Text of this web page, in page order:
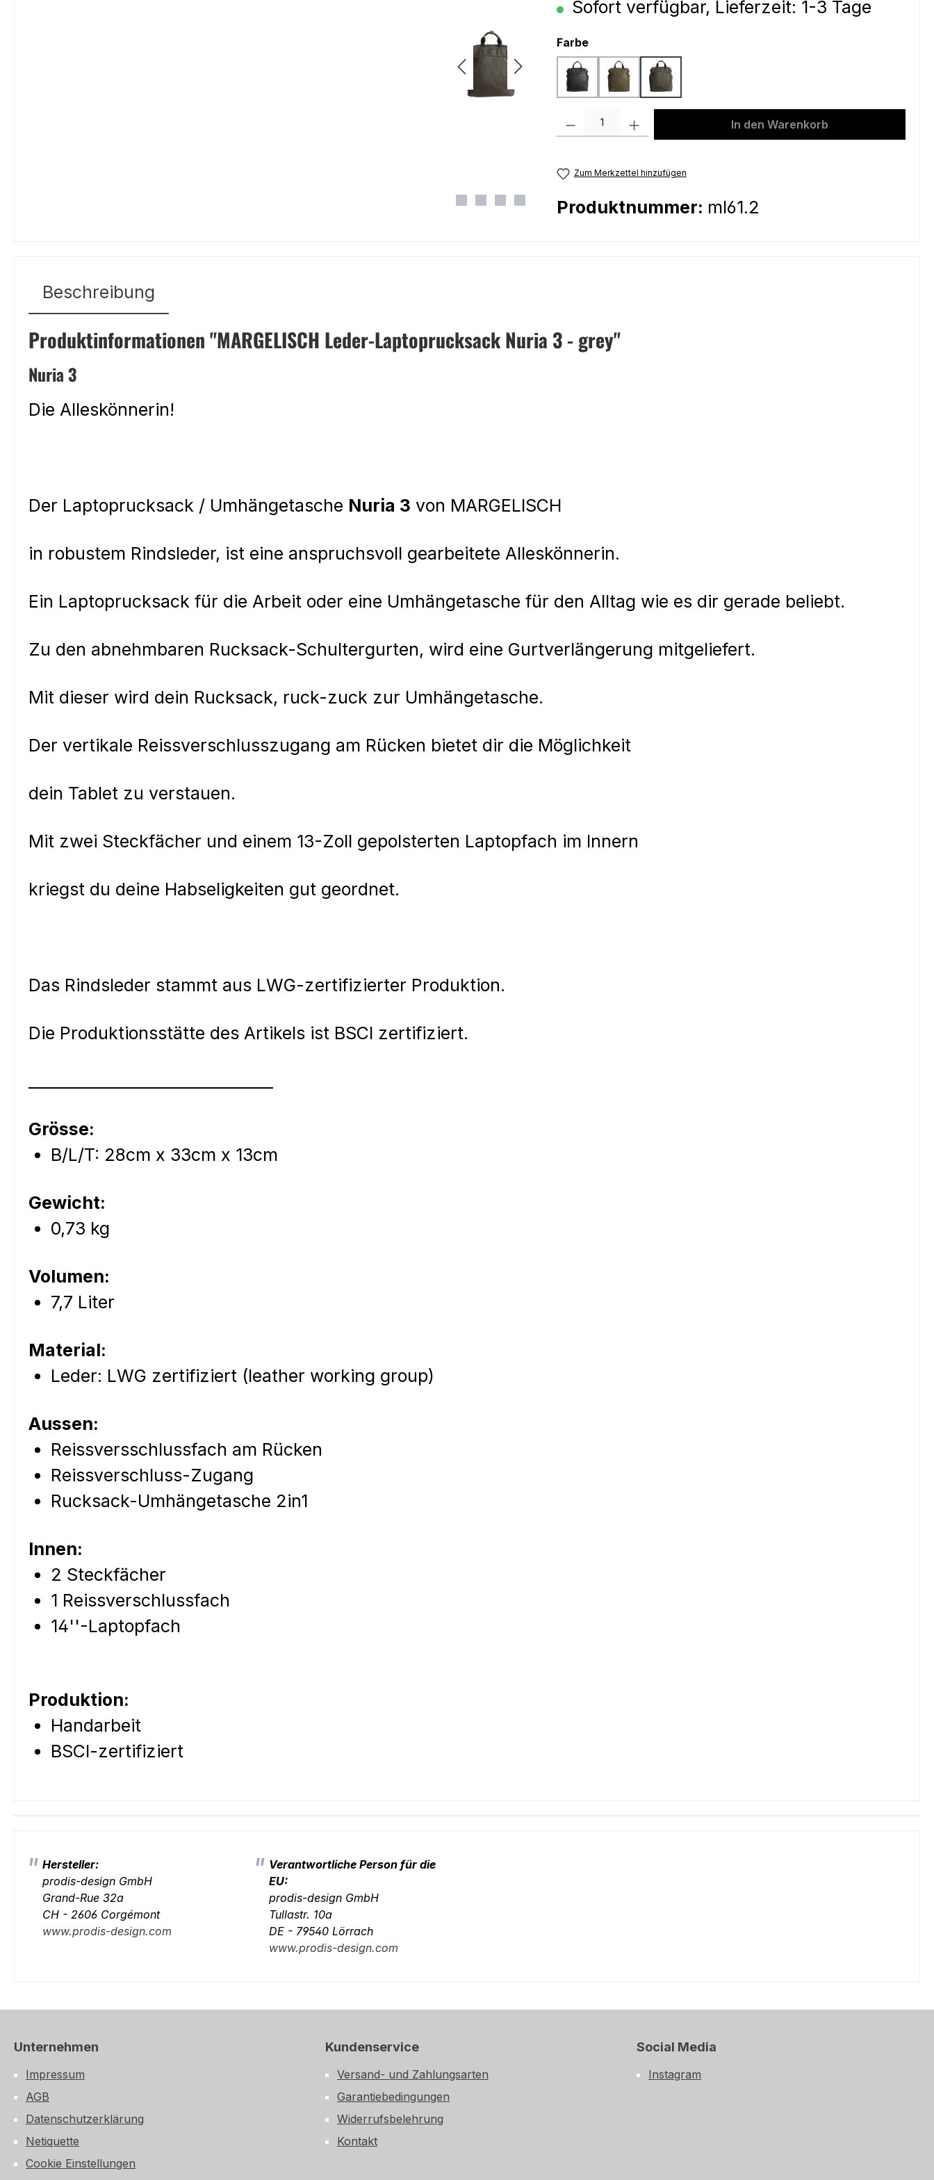
Sofort verfügbar, Lieferzeit: 1-3 Tage
Farbeauswählen
black greengrey
Produkt Anzahl: Gib den gewünschten Wert ein oder benutze die Schaltflächen
In den Warenkorb
Zum Merkzettel hinzufügen
Produktnummer: ml61.2
Beschreibung
Produktinformationen "MARGELISCH Leder-Laptoprucksack Nuria 3 - grey"
Nuria 3
Die Alleskönnerin!
Der Laptoprucksack / Umhängetasche Nuria 3 von MARGELISCH
in robustem Rindsleder, ist eine anspruchsvoll gearbeitete Alleskönnerin.
Ein Laptoprucksack für die Arbeit oder eine Umhängetasche für den Alltag wie es dir gerade beliebt.
Zu den abnehmbaren Rucksack-Schultergurten, wird eine Gurtverlängerung mitgeliefert.
Mit dieser wird dein Rucksack, ruck-zuck zur Umhängetasche.
Der vertikale Reissverschlusszugang am Rücken bietet dir die Möglichkeit
dein Tablet zu verstauen.
Mit zwei Steckfächer und einem 13-Zoll gepolsterten Laptopfach im Innern
kriegst du deine Habseligkeiten gut geordnet.
Das Rindsleder stammt aus LWG-zertifizierter Produktion.
Die Produktionsstätte des Artikels ist BSCI zertifiziert.
Grösse:
B/L/T: 28cm x 33cm x 13cm
Gewicht:
0,73 kg
Volumen:
7,7 Liter
Material:
Leder: LWG zertifiziert (leather working group)
Aussen:
Reissversschlussfach am Rücken
Reissverschluss-Zugang
Rucksack-Umhängetasche 2in1
Innen:
2 Steckfächer
1 Reissverschlussfach
14''-Laptopfach
Produktion:
Handarbeit
BSCI-zertifiziert
Hersteller:
prodis-design GmbH
Grand-Rue 32a
CH - 2606 Corgémont
www.prodis-design.com
Verantwortliche Person für die
EU:
prodis-design GmbH
Tullastr. 10a
DE - 79540 Lörrach
www.prodis-design.com
Unternehmen
Impressum
AGB
Datenschutzerklärung
Netiquette
Cookie Einstellungen
Kundenservice
Versand- und Zahlungsarten
Garantiebedingungen
Widerrufsbelehrung
Kontakt
Social Media
Instagram